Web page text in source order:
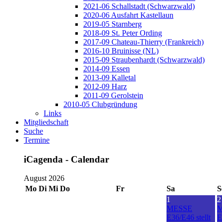
2021-06 Schallstadt (Schwarzwald)
2020-06 Ausfahrt Kastellaun
2019-05 Starnberg
2018-09 St. Peter Ording
2017-09 Chateau-Thierry (Frankreich)
2016-10 Bruinisse (NL)
2015-09 Straubenhardt (Schwarzwald)
2014-09 Essen
2013-09 Kalletal
2012-09 Harz
2011-09 Gerolstein
2010-05 Clubgründung
Links
Mitgliedschaft
Suche
Termine
iCagenda - Calendar
August 2026
Mo Di Mi Do Fr Sa
1
MESSE
E36/E46 stellt
2